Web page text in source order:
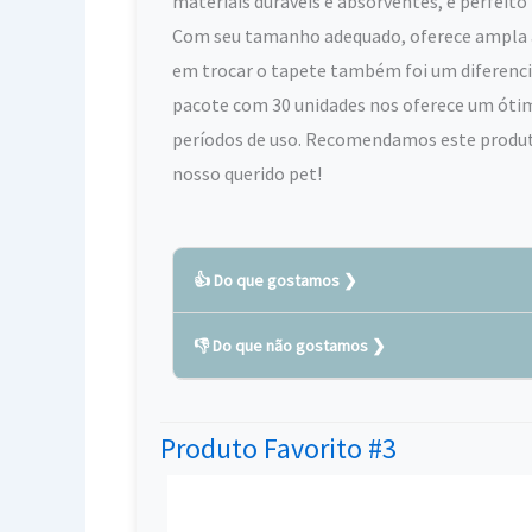
Com seu tamanho adequado, oferece
em trocar o tapete também foi um
pacote com 30 unidades nos oferece um
períodos de uso. Recomendamos este
nosso querido pet!
👍 Do que gostamos
Produto de altíssima qualidade
Possui fitas adesivas para fixação no
Tamanho grande, proporcionando
👎 Do que não gostamos
animal, podendo ocorrer vazamentos.
O tapete higiênico pode não ter uma
desconforto ao animal e deixar a
Produto Favorito #3